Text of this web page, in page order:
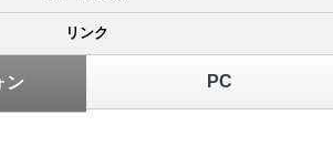
リンク
PC
ン